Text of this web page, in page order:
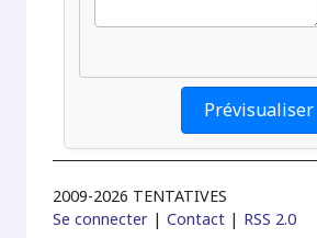
2009-2026 TENTATIVES
Se connecter |Contact | RSS 2.0